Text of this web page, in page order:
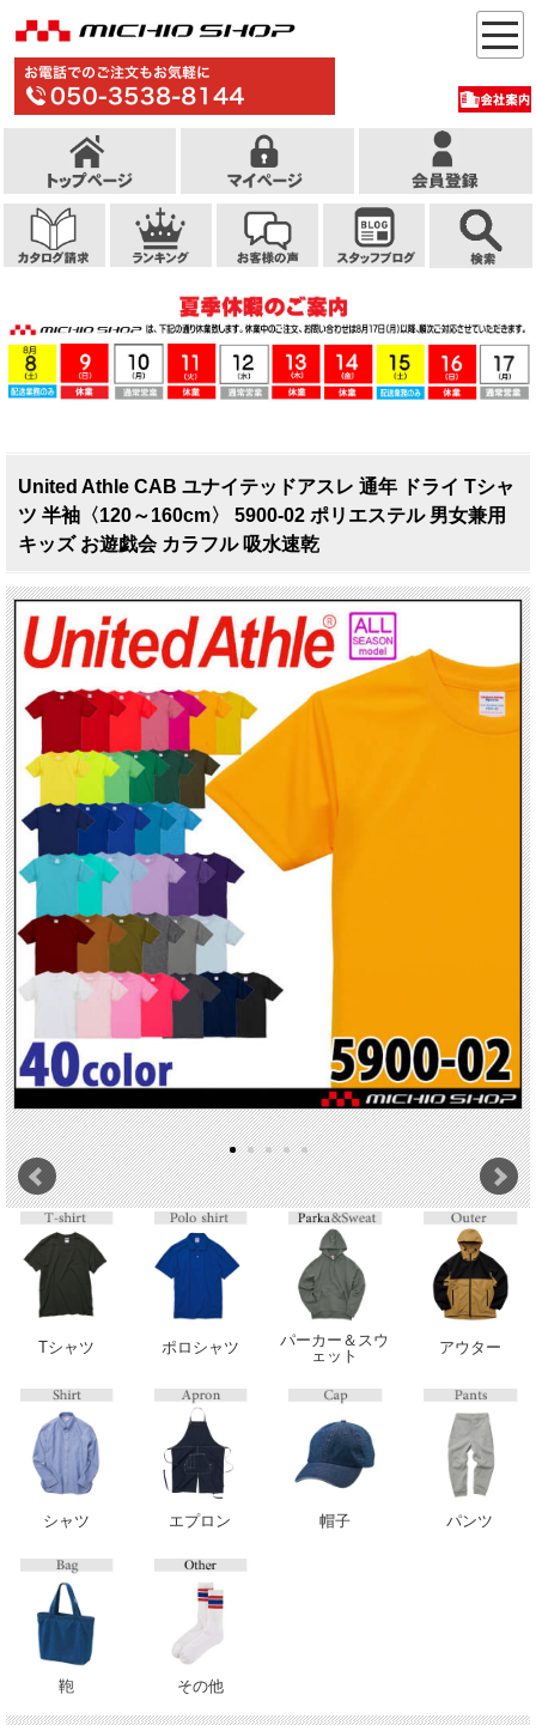
United Athle CAB ユナイテッドアスレ 通年 ドライ Tシャ
ツ 半袖〈120～160cm〉 5900-02 ポリエステル 男女兼用
キッズ お遊戯会 カラフル 吸水速乾
Tシャツ ポロシャツ
パーカー＆スウ
ェット
アウター
シャツ エプロン 帽子 パンツ
鞄 その他